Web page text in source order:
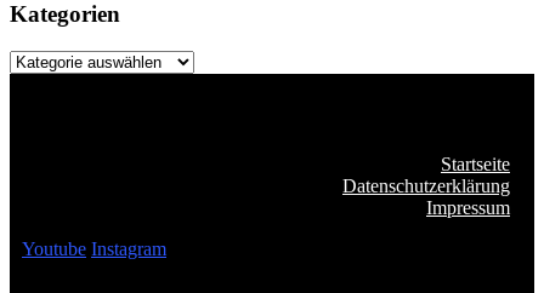
Kategorien
Kategorien
Startseite
Datenschutzerklärung
Impressum
Youtube Instagram